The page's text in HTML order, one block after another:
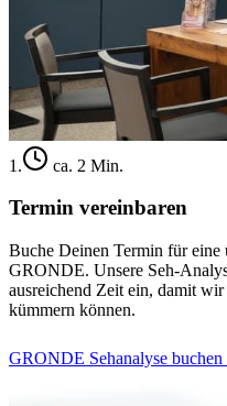
1 . ca. 2 Min.
Termin vereinbaren
Buche Deinen Termin für eine
GRONDE. Unsere Seh-
ausreichend Zeit ein, damit
kümmern können.
GRONDE Sehanalyse buchen